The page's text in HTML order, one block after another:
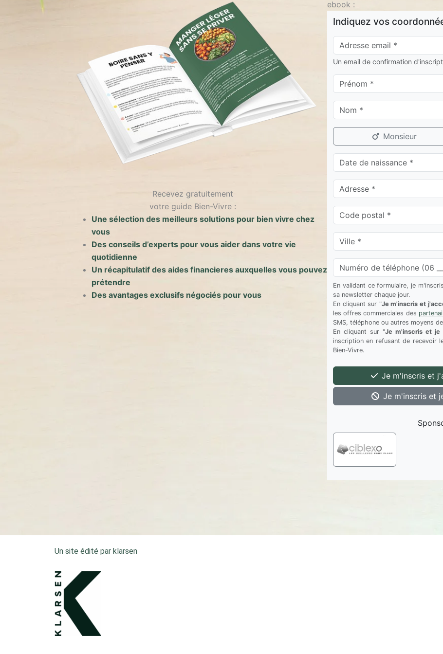
Recevez gratuitement
votre guide Bien-Vivre :
Une sélection des meilleurs solutions pour bien vivre chez
vous
Des conseils d’experts pour vous aider dans votre vie
quotidienne
Un récapitulatif des aides financieres auxquelles vous pouvez
prétendre
Des avantages exclusifs négociés pour vous
ebook :
Un site édité par klarsen